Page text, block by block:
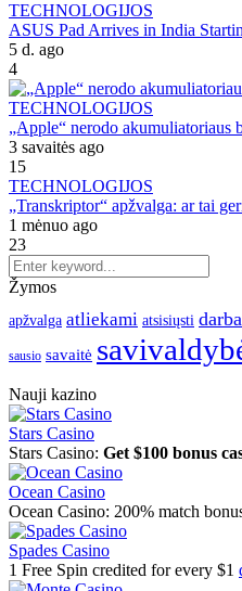
TECHNOLOGIJOS
ASUS Pad Arrives in India
5 d. ago
4
TECHNOLOGIJOS
„Apple“ nerodo akumuliatoriaus
3 savaitės ago
15
TECHNOLOGIJOS
„Transkriptor“ apžvalga: ar tai
1 mėnuo ago
23
Žymos
apžvalga atliekami atsisiųsti
sausio savaitė
Nauji kazino
Stars Casino
Stars Casino: Get $100 bonus
Ocean Casino
Ocean Casino: 200% match
Spades Casino
1 Free Spin credited for every $1